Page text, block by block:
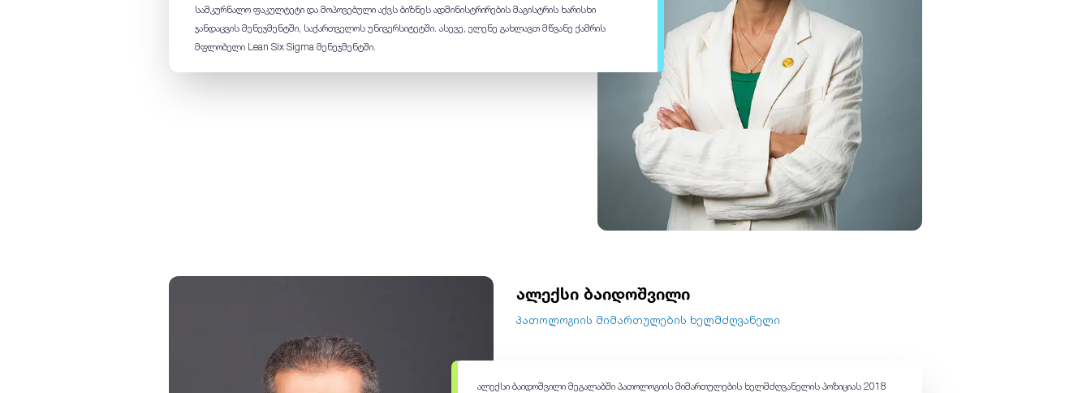
სამკურნალო ფაკულტეტი და მოპოვებული აქვს ბიზნეს ადმინისტრირების მაგისტრის ხარისხი
ჯანდაცვის მენეჯმენტში, საქართველოს უნივერსიტეტში. ასევე, ელენე გახლავთ მწვანე ქამრის
მფლობელი Lean Six Sigma მენეჯმენტში.
ალექსი ბაიდოშვილი
პათოლოგიის მიმართულების ხელმძღვანელი
ალექსი ბაიდოშვილი მეგალაბში პათოლოგიის მიმართულების ხელმძღვანელის პოზიციას 2018